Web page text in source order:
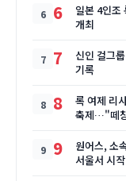
6
일본 4인조
개최
7
신인 걸그
기록
8
록 여제 리
축제…"떼
9
원어스, 소
서울서 시작